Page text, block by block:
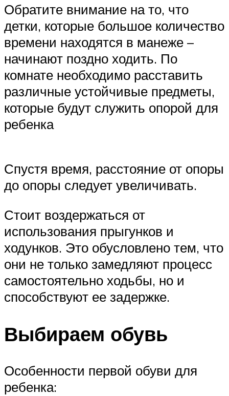
Обратите внимание на то, что
детки, которые большое количество
времени находятся в манеже –
начинают поздно ходить. По
комнате необходимо расставить
различные устойчивые предметы,
которые будут служить опорой для
ребенка
Спустя время, расстояние от опоры
до опоры следует увеличивать.
Стоит воздержаться от
использования прыгунков и
ходунков. Это обусловлено тем, что
они не только замедляют процесс
самостоятельно ходьбы, но и
способствуют ее задержке.
Выбираем обувь
Особенности первой обуви для
ребенка: